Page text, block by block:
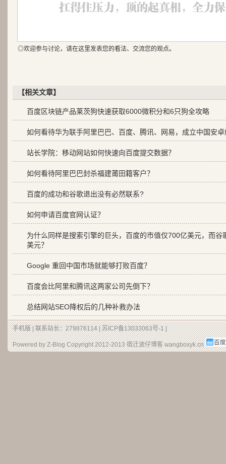
◎欢迎参与讨论，请在这里发表您的看法、交流您的观点。
【相关文章】
百度区块链产品莱茨狗快速获取6000微积分和6只狗全攻略
如何看待华为联手阿里巴巴、百度、腾讯、网易，成立中国安
站长学院：移动网站如何快速向百度提交数据？
如何看待阿里巴巴封杀福建莆田籍客户？
百度的成功和谷歌退出没有必然联系?
如何申请百度官网认证？
为什么同样是搜索引擎的巨头，百度的市值仅700亿美元，而谷
美元？
Google 重回中国市场就能够打败百度？
百度会比阿里和腾讯这两家公司先倒下？
总结网站SEO降权后的几种补救办法
手机版| 联系站长：279876114 |苏ICP备13033063号-1|
Powered by Z-Blog Copyright 2012-2013宿迁波仔博客wangboxyk.cn